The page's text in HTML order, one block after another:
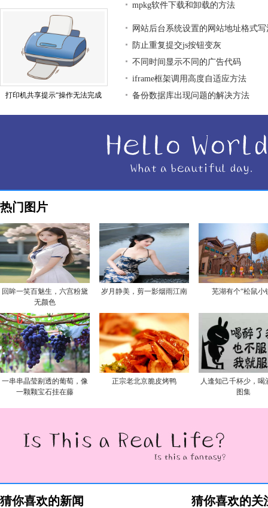
打印机共享提示“操作无法完成
mpkg软件下载和卸载的方法
网站后台系统设置的网站地址格式写
防止重复提交js按钮变灰
不同时间显示不同的广告代码
iframe框架调用高度自适应方法
备份数据库出现问题的解决方法
热门图片
回眸一笑百魅生，六宫粉黛
无颜色
岁月静美，剪一影烟雨江南 芜湖有个“松鼠小
一串串晶莹剔透的葡萄，像
一颗颗宝石挂在藤
正宗老北京脆皮烤鸭
人逢知己千杯少，喝
图集
猜你喜欢的新闻 猜你喜欢的关